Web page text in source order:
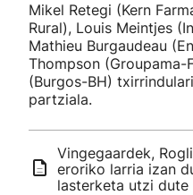
Mikel Retegi (Kern
Rural), Louis Meintjes
Mathieu Burgaudeau
Thompson (Groupama-
(Burgos-BH)
partziala.
Vingegaardek,
eroriko larria izan
lasterketa utzi dute